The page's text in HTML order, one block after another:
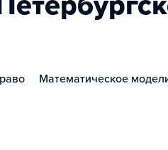
Математическое